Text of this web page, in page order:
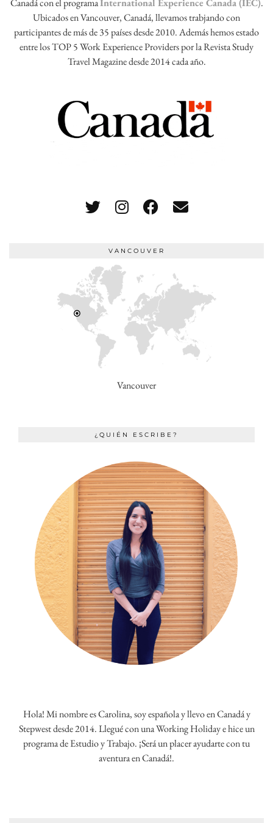
Canadá con el programaInternational Experience Canada (IEC).
Ubicados en Vancouver, Canadá, llevamos trabjando con
participantes de más de 35 países desde 2010. Además hemos estado
entre los TOP 5 Work Experience Providers por la Revista Study
Travel Magazine desde 2014 cada año.
VANCOUVER
Vancouver
¿QUIÉN ESCRIBE?
Hola! Mi nombre es Carolina, soy española y llevo en Canadá y
Stepwest desde 2014. Llegué con una Working Holiday e hice un
programa de Estudio y Trabajo. ¡Será un placer ayudarte con tu
aventura en Canadá!.